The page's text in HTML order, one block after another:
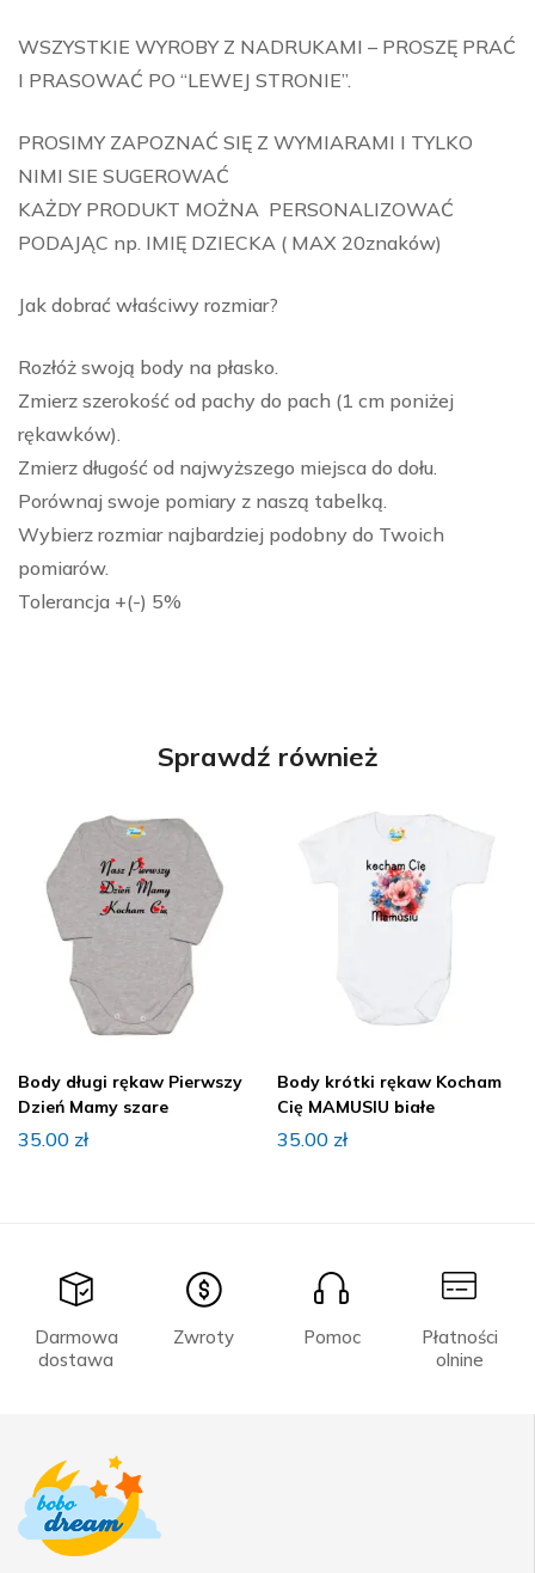
WSZYSTKIE WYROBY Z NADRUKAMI – PROSZĘ PRAĆ
I PRASOWAĆ PO “LEWEJ STRONIE”.
PROSIMY ZAPOZNAĆ SIĘ Z WYMIARAMI I TYLKO
NIMI SIE SUGEROWAĆ
KAŻDY PRODUKT MOŻNA PERSONALIZOWAĆ
PODAJĄC np. IMIĘ DZIECKA ( MAX 20znaków)
Jak dobrać właściwy rozmiar?
Rozłóż swoją body na płasko.
Zmierz szerokość od pachy do pach (1 cm poniżej
rękawków).
Zmierz długość od najwyższego miejsca do dołu.
Porównaj swoje pomiary z naszą tabelką.
Wybierz rozmiar najbardziej podobny do Twoich
pomiarów.
Tolerancja +(-) 5%
Sprawdź również
Body długi rękaw Pierwszy
Dzień Mamy szare
35.00 zł
Body krótki rękaw Kocham
Cię MAMUSIU białe
35.00 zł
Darmowa
dostawa
Zwroty Pomoc
Płatności
olnine